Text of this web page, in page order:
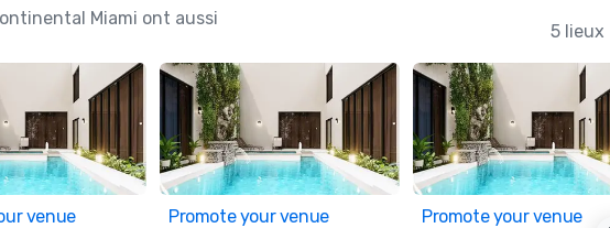
Miami ont aussi
5 lieux
venue Promote your venue Promote your venue